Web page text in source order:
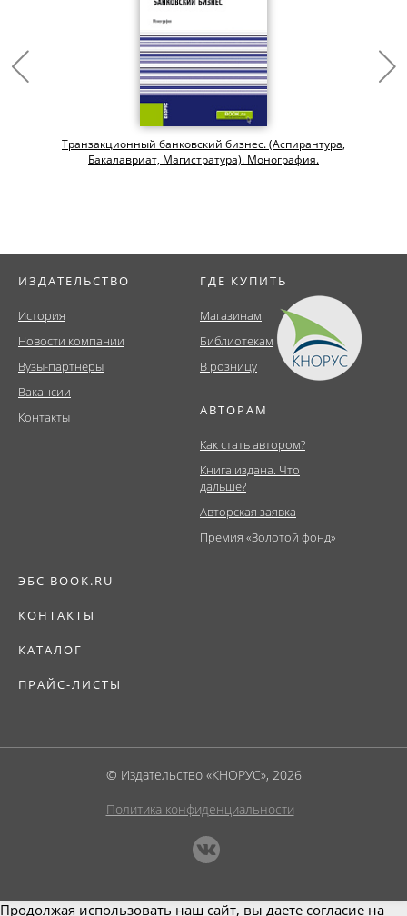
Транзакционный банковский бизнес. (Аспирантура,
Бакалавриат, Магистратура). Монография.
ИЗДАТЕЛЬСТВО
История
Новости компании
Вузы-партнеры
Вакансии
Контакты
ГДЕ КУПИТЬ
Магазинам
Библиотекам
В розницу
АВТОРАМ
Как стать автором?
Книга издана. Что
дальше?
Авторская заявка
Премия «Золотой фонд»
ЭБС BOOK.RU
КОНТАКТЫ
КАТАЛОГ
ПРАЙС-ЛИСТЫ
© Издательство «КНОРУС», 2026
Политика конфиденциальности
Продолжая использовать наш сайт, вы даете согласие на